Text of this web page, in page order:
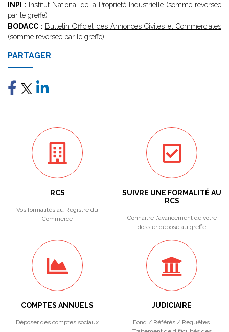
INPI : Institut National de la Propriété Industrielle (somme reversée
par le greffe)
BODACC : Bulletin Officiel des Annonces Civiles et Commerciales
(somme reversée par le greffe)
PARTAGER
RCS
Vos formalités au Registre du
Commerce
SUIVRE UNE FORMALITÉ AU
RCS
Connaître l'avancement de votre
dossier déposé au greffe
COMPTES ANNUELS
Déposer des comptes sociaux
JUDICIAIRE
Fond / Référés / Requêtes.